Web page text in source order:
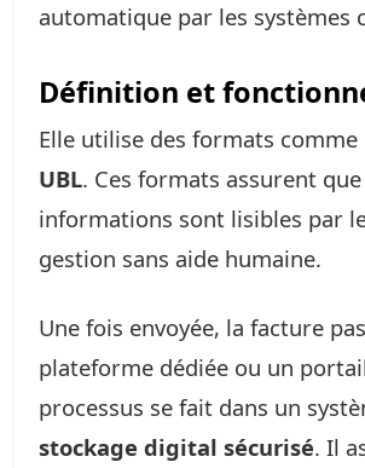
automatique par les systèmes
Définition et
Elle utilise des formats comme
UBL. Ces formats assurent
informations sont lisibles par
gestion sans aide humaine.
Une fois envoyée, la facture
plateforme dédiée ou un
processus se fait dans un
stockage digital sécurisé. Il